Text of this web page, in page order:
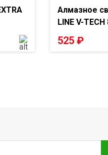
Алмазное
LINE V-
525 ₽